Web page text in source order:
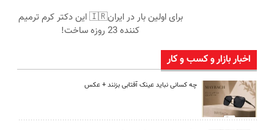
برای اولین بار در ایران🇮🇷 این دکتر کرم ترمیم
کننده 23 روزه ساخت!
اخبار بازار و کسب و کار
چه کسانی نباید عینک آفتابی بزنند + عکس